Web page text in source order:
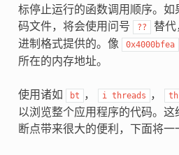
标停止运行的函数调用顺序。如
码文件，将会使用问号
??
替代
进制格式提供的。像
0x4000bfea
所在的内存地址。
使用诸如 bt ， i threads ，
以浏览整个应用程序的代码。
断点带来很大的便利，下面将一